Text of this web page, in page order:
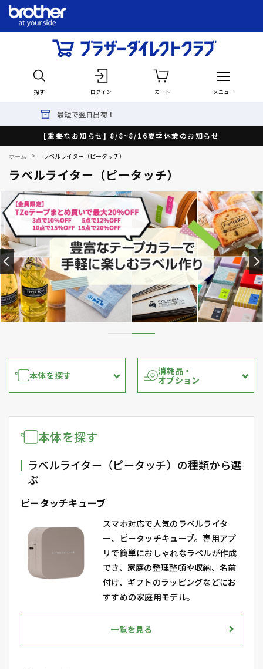
探す ログイン カート メニュー
選べる延長保証！サービスパック
[重要なお知らせ] 8/8~8/16夏季休業のお知らせ
ホーム > ラベルライター（ピータッチ）
ラベルライター（ピータッチ）
本体を探す
消耗品・
オプション
本体を探す
ラベルライター（ピータッチ）の種類から選
ぶ
ピータッチキューブ
スマホ対応で人気のラベルライタ
ー、ピータッチキューブ。専用アプ
リで簡単におしゃれなラベルが作成
でき、家庭の整理整頓や収納、名前
付け、ギフトのラッピングなどにお
すすめの家庭用モデル。
一覧を見る